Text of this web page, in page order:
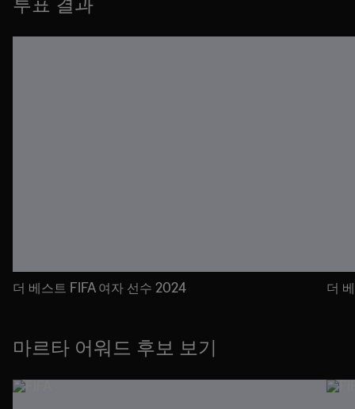
더 베스트 FIFA 여자 선수 2024 더
마르타 어워드 후보 보기